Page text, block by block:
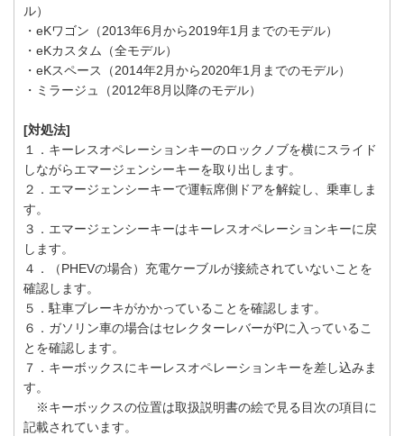
ル）
・eKワゴン（2013年6月から2019年1月までのモデル）
・eKカスタム（全モデル）
・eKスペース（2014年2月から2020年1月までのモデル）
・ミラージュ（2012年8月以降のモデル）
[対処法]
１．キーレスオペレーションキーのロックノブを横にスライド
しながらエマージェンシーキーを取り出します。
２．エマージェンシーキーで運転席側ドアを解錠し、乗車しま
す。
３．エマージェンシーキーはキーレスオペレーションキーに戻
します。
４．（PHEVの場合）充電ケーブルが接続されていないことを
確認します。
５．駐車ブレーキがかかっていることを確認します。
６．ガソリン車の場合はセレクターレバーがPに入っているこ
とを確認します。
７．キーボックスにキーレスオペレーションキーを差し込みま
す。
※キーボックスの位置は取扱説明書の絵で見る目次の項目に
記載されています。